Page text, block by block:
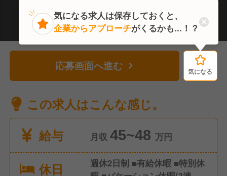
応募画面へ進む 気になる
この求人はこんな感じ。
給与
月収 45~48 万円
休日
週休2日制 ■有給休暇 ■特別休
気になる
気になる求人は保存しておくと、
企業からアプローチがくるかも...！？